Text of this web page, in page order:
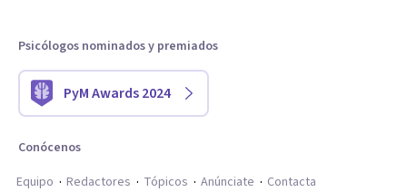
Psicólogos nominados y premiados
PyM Awards 2024
Conócenos
Equipo
Redactores Tópicos Anúnciate Contacta